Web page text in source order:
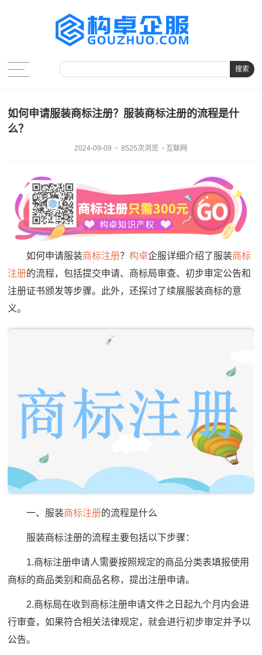
搜索
如何申请服装商标注册？服装商标注册的流程是什
么？
2024-09-09 8525次浏览 互联网
如何申请服装商标注册？构卓企服详细介绍了服装商标
注册的流程，包括提交申请、商标局审查、初步审定公告和
注册证书颁发等步骤。此外，还探讨了续展服装商标的意
义。
一、服装商标注册的流程是什么
服装商标注册的流程主要包括以下步骤：
1.商标注册申请人需要按照规定的商品分类表填报使用
商标的商品类别和商品名称，提出注册申请。
2.商标局在收到商标注册申请文件之日起九个月内会进
行审查，如果符合相关法律规定，就会进行初步审定并予以
公告。